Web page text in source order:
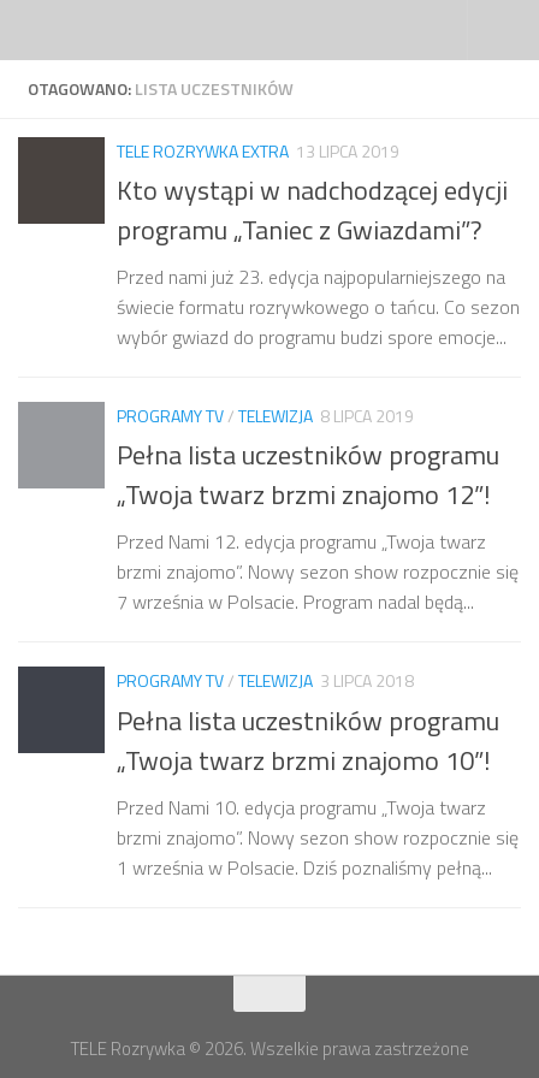
OTAGOWANO:LISTA UCZESTNIKÓW
TELE ROZRYWKA EXTRA 13 LIPCA 2019
Kto wystąpi w nadchodzącej edycji
programu „Taniec z Gwiazdami”?
Przed nami już 23. edycja najpopularniejszego na
świecie formatu rozrywkowego o tańcu. Co sezon
wybór gwiazd do programu budzi spore emocje...
PROGRAMY TV/TELEWIZJA 8 LIPCA 2019
Pełna lista uczestników programu
„Twoja twarz brzmi znajomo 12”!
Przed Nami 12. edycja programu „Twoja twarz
brzmi znajomo”. Nowy sezon show rozpocznie się
7 września w Polsacie. Program nadal będą...
PROGRAMY TV/TELEWIZJA 3 LIPCA 2018
Pełna lista uczestników programu
„Twoja twarz brzmi znajomo 10”!
Przed Nami 10. edycja programu „Twoja twarz
brzmi znajomo”. Nowy sezon show rozpocznie się
1 września w Polsacie. Dziś poznaliśmy pełną...
TELE Rozrywka © 2026. Wszelkie prawa zastrzeżone